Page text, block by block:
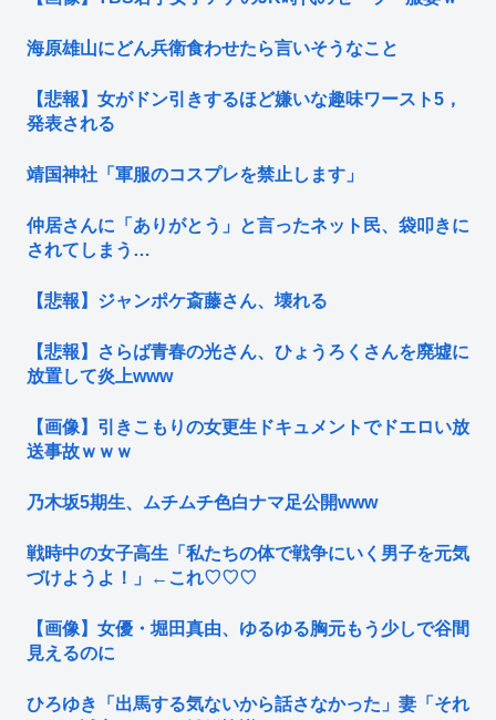
海原雄山にどん兵衛食わせたら言いそうなこと
【悲報】女がドン引きするほど嫌いな趣味ワースト5，
発表される
靖国神社「軍服のコスプレを禁止します」
仲居さんに「ありがとう」と言ったネット民、袋叩きに
されてしまう…
【悲報】ジャンポケ斎藤さん、壊れる
【悲報】さらば青春の光さん、ひょうろくさんを廃墟に
放置して炎上www
【画像】引きこもりの女更生ドキュメントでドエロい放
送事故ｗｗｗ
乃木坂5期生、ムチムチ色白ナマ足公開www
戦時中の女子高生「私たちの体で戦争にいく男子を元気
づけようよ！」←これ♡♡♡
【画像】女優・堀田真由、ゆるゆる胸元もう少しで谷間
見えるのに
ひろゆき「出馬する気ないから話さなかった」妻「それ